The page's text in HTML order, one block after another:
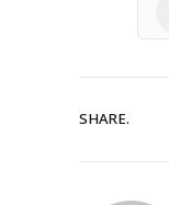
SHARE.